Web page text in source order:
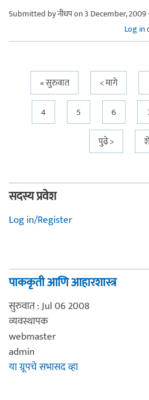
Submitted byनीधपon 3 December, 2009
Log in
Pages« सुरुवात < मागे
4
5 6
पुढे >
सदस्य प्रवेश
Log in/Register
पाककृती आणि आहारशास्त्र
सुरुवात : Jul 06 2008
व्यवस्थापक
webmaster
admin
या ग्रूपचे सभासद व्हा